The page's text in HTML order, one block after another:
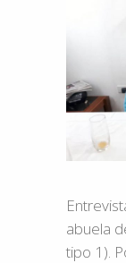
abuela
tipo 1).